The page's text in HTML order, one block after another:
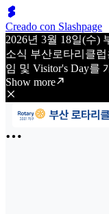
Creado con Slashpage
2026년 3월 18일(수)
소식 부산로타리클
임 및 Visitor's Day를
Show more